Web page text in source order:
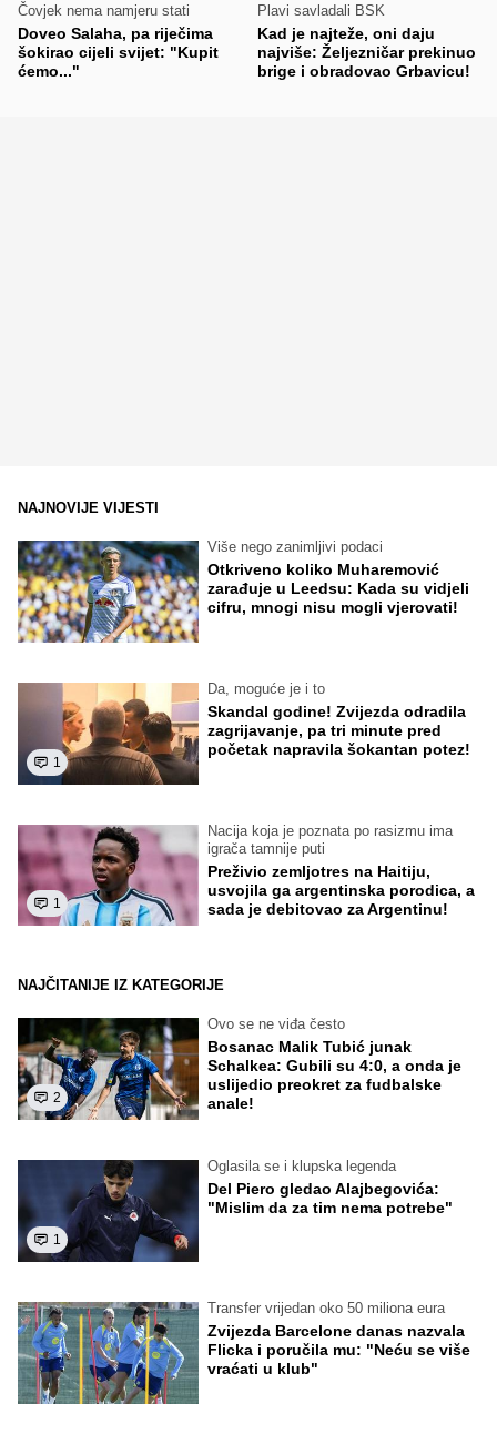
Čovjek nema namjeru stati
Doveo Salaha, pa riječima
šokirao cijeli svijet: "Kupit
ćemo..."
Plavi savladali BSK
Kad je najteže, oni daju
najviše: Željezničar prekinuo
brige i obradovao Grbavicu!
NAJNOVIJE VIJESTI
Više nego zanimljivi podaci
Otkriveno koliko Muharemović
zarađuje u Leedsu: Kada su vidjeli
cifru, mnogi nisu mogli vjerovati!
1
Da, moguće je i to
Skandal godine! Zvijezda odradila
zagrijavanje, pa tri minute pred
početak napravila šokantan potez!
1
Nacija koja je poznata po rasizmu ima
igrača tamnije puti
Preživio zemljotres na Haitiju,
usvojila ga argentinska porodica, a
sada je debitovao za Argentinu!
NAJČITANIJE IZ KATEGORIJE
2
Ovo se ne viđa često
Bosanac Malik Tubić junak
Schalkea: Gubili su 4:0, a onda je
uslijedio preokret za fudbalske
anale!
1
Oglasila se i klupska legenda
Del Piero gledao Alajbegovića:
"Mislim da za tim nema potrebe"
Transfer vrijedan oko 50 miliona eura
Zvijezda Barcelone danas nazvala
Flicka i poručila mu: "Neću se više
vraćati u klub"